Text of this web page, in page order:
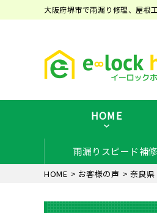
大阪府堺市で雨漏り修理、屋根
HOME
雨漏りスピード補修
HOME > お客様の声 > 奈良県